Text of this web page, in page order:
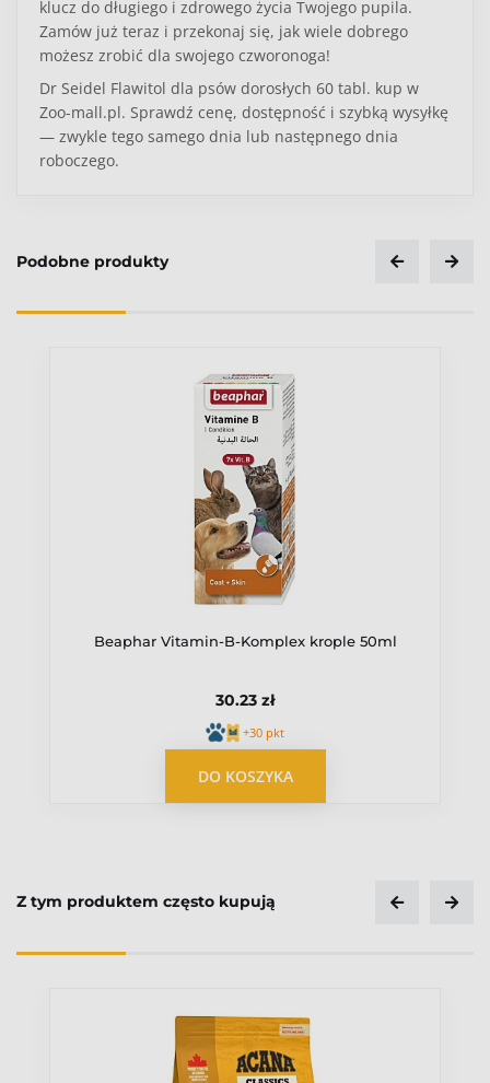
klucz do długiego i zdrowego życia Twojego pupila.
Zamów już teraz i przekonaj się, jak wiele dobrego
możesz zrobić dla swojego czworonoga!
Dr Seidel Flawitol dla psów dorosłych 60 tabl. kup w
Zoo-mall.pl. Sprawdź cenę, dostępność i szybką wysyłkę
— zwykle tego samego dnia lub następnego dnia
roboczego.
OPUBLIKUJ OPINIĘ
Podobne produkty
Beaphar Vitamin-B-Komplex krople 50ml
30.23 zł
+30 pkt
DO KOSZYKA
Z tym produktem często kupują